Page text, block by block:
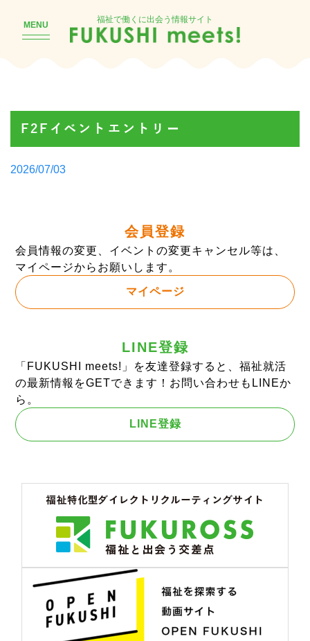
MENU
福祉で働くに出会う情報サイト
F2Fイベントエントリー
Posted
2026/07/03
会員登録
会員情報の変更、イベントの変更キャンセル等は、
マイページからお願いします。
マイページ
LINE登録
「FUKUSHI meets!」を友達登録すると、福祉就活
の最新情報をGETできます！お問い合わせもLINEか
ら。
LINE登録